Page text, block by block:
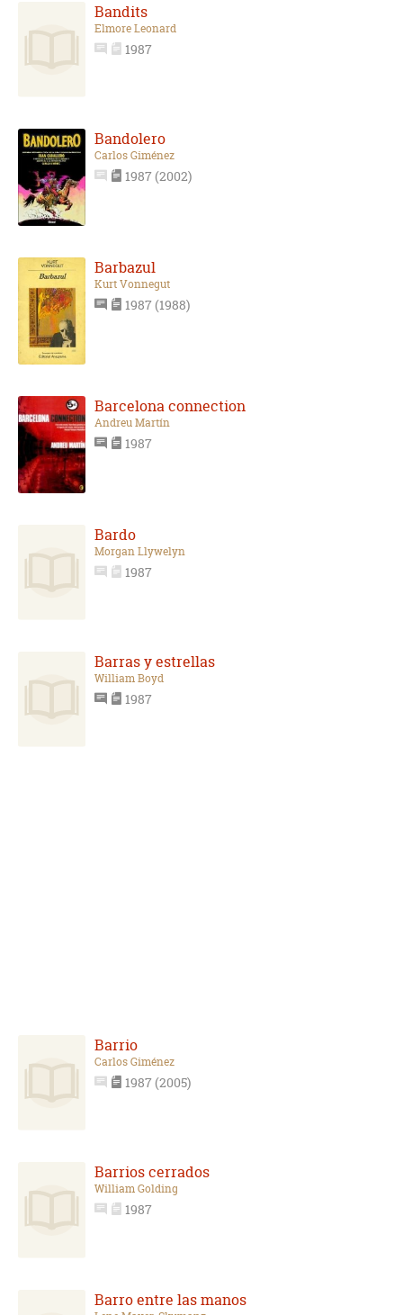
Bandits
Elmore Leonard
1987
Bandolero
Carlos Giménez
1987 (2002)
Barbazul
Kurt Vonnegut
1987 (1988)
Barcelona connection
Andreu Martín
1987
Bardo
Morgan Llywelyn
1987
Barras y estrellas
William Boyd
1987
Barrio
Carlos Giménez
1987 (2005)
Barrios cerrados
William Golding
1987
Barro entre las manos